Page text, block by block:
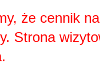
że cennik
Strona